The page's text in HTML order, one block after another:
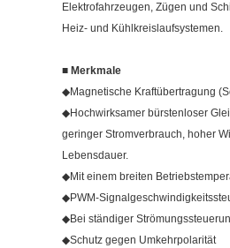
Elektrofahrzeugen, Zügen und
Heiz- und Kühlkreislaufsystemen.
■ Merkmale
◆Magnetische Kraftübertragung
◆Hochwirksamer bürstenloser
geringer Stromverbrauch, hoher
Lebensdauer.
◆Mit einem breiten
◆PWM-
◆Bei ständiger
◆Schutz gegen Umkehrpolarität